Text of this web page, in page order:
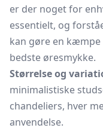
er der noget for
essentielt, og
kan gøre en
bedste øresmykke.
Størrelse og
minimalistiske
chandeliers, hver
anvendelse.